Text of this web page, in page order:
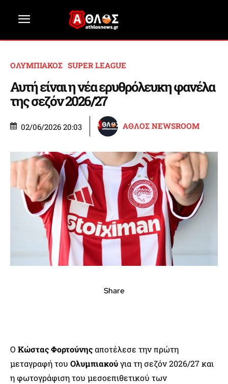
ΟΛΥΜΠΙΑΚΟΣ SUPER LEAGUE
Αυτή είναι η νέα ερυθρόλευκη φανέλα
της σεζόν 2026/27
02/06/2026 20:03 ΑΘΛΟΣ NEWSROOM
Share
Ο Κώστας Φορτούνηςαποτέλεσε την πρώτη
μεταγραφή του Ολυμπιακούγια τη σεζόν 2026/27 και
η φωτογράφιση του μεσοεπιθετικού των